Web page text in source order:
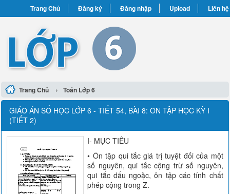
Trang Chủ Đăng ký Đăng nhập Upload Liên hệ
Trang Chủ › Toán Lớp 6
GIÁO ÁN SỐ HỌC LỚP 6 - TIẾT 54, BÀI 8: ÔN TẬP HỌC KỲ I
(TIẾT 2)
I- MỤC TIÊU
• Ôn tập qui tắc giá trị tuyệt đối của một
số nguyên, qui tắc cộng trừ số nguyên,
qui tắc dấu ngoặc, ôn tập các tính chất
phép cộng trong Z.